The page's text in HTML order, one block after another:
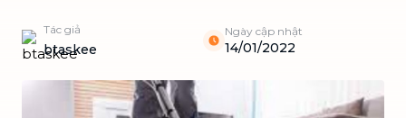
Tác giả
btaskee
Ngày cập nhật
14/01/2022